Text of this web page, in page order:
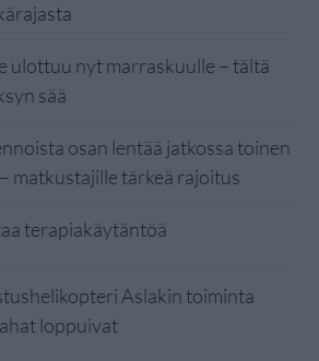
ulottuu nyt marraskuulle – tältä
sää
osan lentää jatkossa toinen
matkustajille tärkeä rajoitus
terapiakäytäntöä
Aslakin toiminta
loppuivat